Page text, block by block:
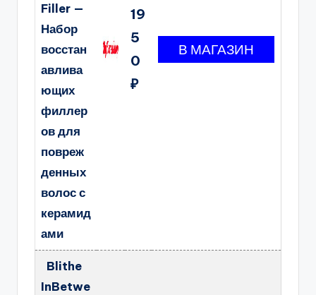
Filler —
Набор
восстан
авлива
ющих
филлер
ов для
повреж
денных
волос с
керамид
ами
19
5
0
₽
Blithe
InBetwe